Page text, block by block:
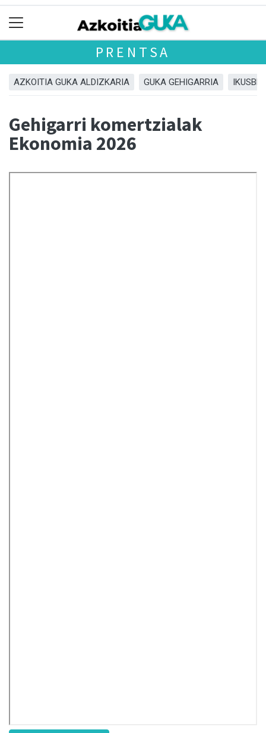
PRENTSA
AZKOITIA GUKA ALDIZKARIA GUKA GEHIGARRIA
Gehigarri komertzialak
Ekonomia 2026